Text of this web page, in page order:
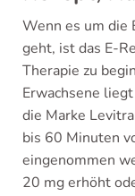
Wenn es um die
geht, ist das E-
Therapie zu
Erwachsene
die Marke
bis 60 Minuten
eingenommen
20 mg erhöht